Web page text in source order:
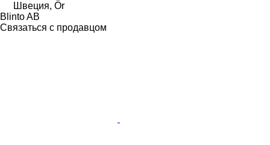
Швеция, Ör
Blinto AB
Связаться с продавцом